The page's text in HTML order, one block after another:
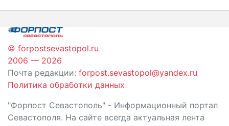
© forpostsevastopol.ru
2006 — 2026
Почта редакции: forpost.sevastopol@yandex.ru
Политика обработки данных
"Форпост Севастополь" - Информационный портал
Севастополя. На сайте всегда актуальная лента